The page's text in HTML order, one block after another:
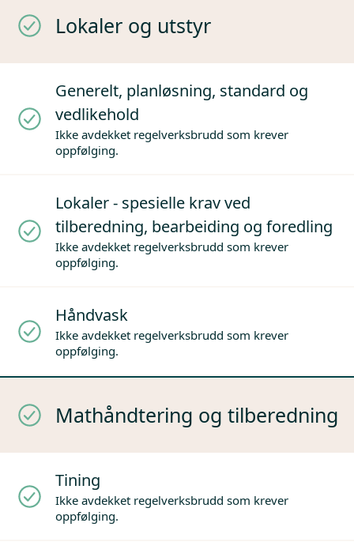
Lokaler og utstyr
Generelt, planløsning, standard og
vedlikehold
Ikke avdekket regelverksbrudd som krever
oppfølging.
Lokaler - spesielle krav ved
tilberedning, bearbeiding og foredling
Ikke avdekket regelverksbrudd som krever
oppfølging.
Håndvask
Ikke avdekket regelverksbrudd som krever
oppfølging.
Mathåndtering og tilberedning
Tining
Ikke avdekket regelverksbrudd som krever
oppfølging.